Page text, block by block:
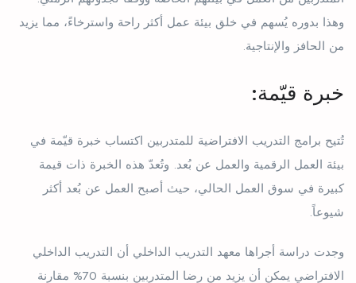
وهذا بدوره يُسهم في خلق بيئة عمل أكثر راحة واسترخاءً، مما يزيد
من الحافز والإنتاجية.
خبرة قيّمة:
تُتيح برامج التدريب الافتراضية للمتدربين اكتساب خبرة قيّمة في
بيئة العمل الرقمية والعمل عن بُعد. وتُعدّ هذه الخبرة ذات قيمة
كبيرة في سوق العمل الحالي، حيث أصبح العمل عن بُعد أكثر
شيوعاً.
وجدت دراسة أجراها معهد التدريب الداخلي أن التدريب الداخلي
الافتراضي يمكن أن يزيد من رضا المتدربين بنسبة 70% مقارنة